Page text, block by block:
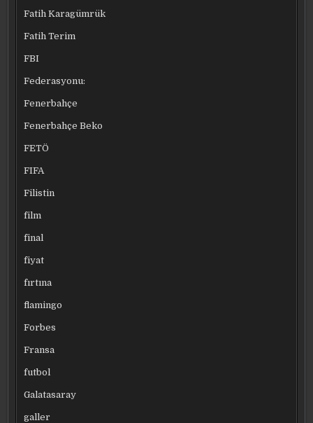
Fatih Karagümrük
Fatih Terim
FBI
Federasyonu:
Fenerbahçe
Fenerbahçe Beko
FETÖ
FIFA
Filistin
film
final
fiyat
fırtına
flamingo
Forbes
Fransa
futbol
Galatasaray
galler